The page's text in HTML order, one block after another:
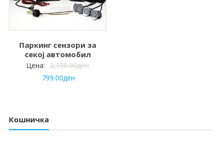
Паркинг сензори за
секој автомобил
Цена: 2,100.00ден
799.00ден
Кошничка